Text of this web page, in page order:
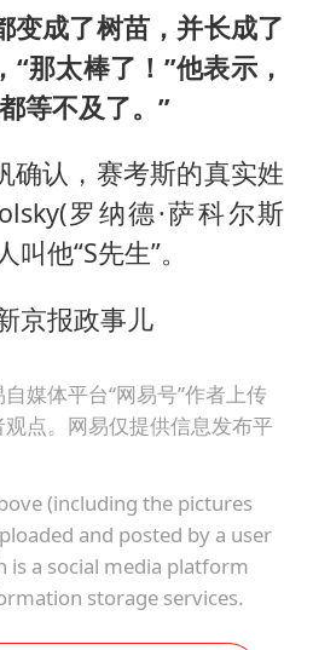
变成了树苗，并长成了
那太棒了！”他表示，
等不及了。”
确认，赛考斯的真实姓
罗纳德·萨科尔斯
他“S先生”。
京报政事儿
媒体平台“网易号”作者上传
点。网易仅提供信息发布平
(including the pictures
and posted by a user
is a social media platform
storage services.